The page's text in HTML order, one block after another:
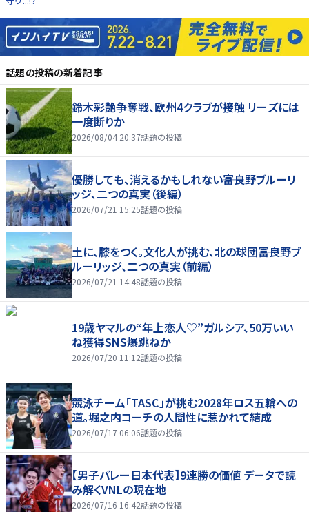
話題の投稿の新着記事
鈴木彩艶争奪戦、欧州4クラブが接触 リーズには
一度断りか
2026/08/04 20:37話題の投稿
優勝しても、消えるかもしれない――富良野ブルーリ
ッジ、二つの真実（後編）
2026/07/21 15:25話題の投稿
土に、膝をつく。文化人が挑む、北の球団――富良野ブ
ルーリッジ、二つの真実（前編）
2026/07/21 14:48話題の投稿
19歳ヤマルの“年上恋人♡”ガルシア、50万いい
ね獲得SNS爆跳ねか
2026/07/20 11:12話題の投稿
競泳チーム「TASC」が挑む2028年ロス五輪への
道。堀之内コーチの人間性に惹かれて結成
2026/07/17 06:06話題の投稿
【男子バレー日本代表】9連勝の価値 データで読
み解くVNLの現在地
2026/07/16 16:42話題の投稿